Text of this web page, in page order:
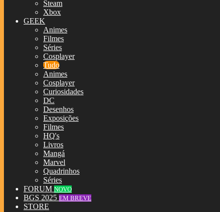
Steam
Xbox
GEEK
Animes
Filmes
Séries
Cosplayer
Tudo
Animes
Cosplayer
Curiosidades
DC
Desenhos
Exposições
Filmes
HQ's
Livros
Mangá
Marvel
Quadrinhos
Séries
FORUM NOVO
BGS 2025 EM BREVE
STORE